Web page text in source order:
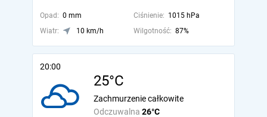
Opad: 0 mm Ciśnienie: 1015 hPa
Wiatr:
10 km/h Wilgotność: 87%
20:00
25°C
Odczuwalna 26°C
Zachmurzenie całkowite